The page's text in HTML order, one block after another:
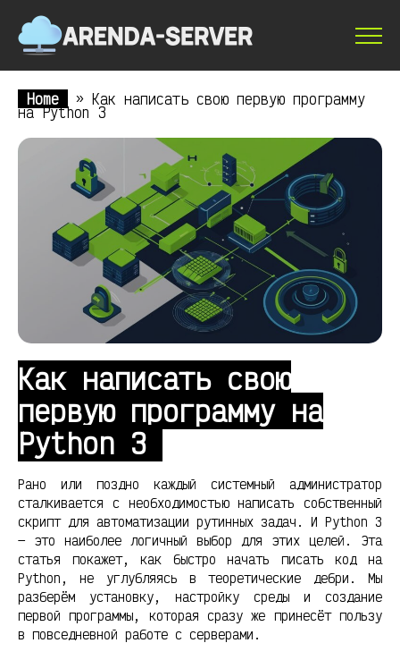
Home » Как написать свою первую программу
на Python 3
Как написать свою
первую программу на
Python 3
Рано или поздно каждый системный администратор
сталкивается с необходимостью написать собственный
скрипт для автоматизации рутинных задач. И Python 3
— это наиболее логичный выбор для этих целей. Эта
статья покажет, как быстро начать писать код на
Python, не углубляясь в теоретические дебри. Мы
разберём установку, настройку среды и создание
первой программы, которая сразу же принесёт пользу
в повседневной работе с серверами.